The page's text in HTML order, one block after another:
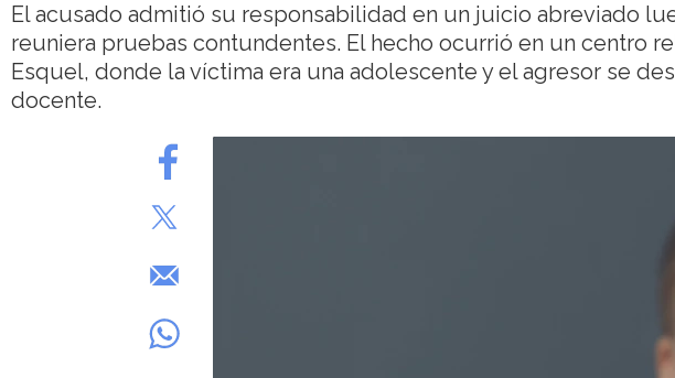
El acusado admitió su responsabilidad en un juicio abreviado
reuniera pruebas contundentes. El hecho ocurrió en un centro
Esquel, donde la víctima era una adolescente y el agresor se
docente.